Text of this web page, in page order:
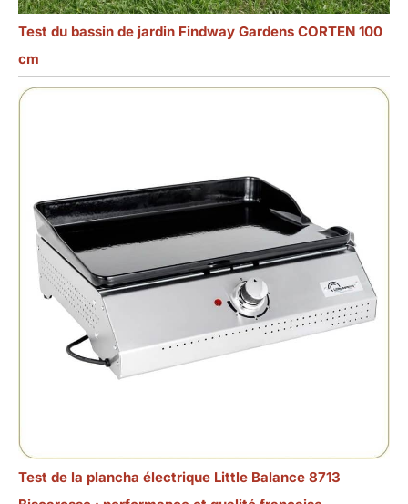
Test du bassin de jardin Findway Gardens CORTEN 100
cm
Test de la plancha électrique Little Balance 8713